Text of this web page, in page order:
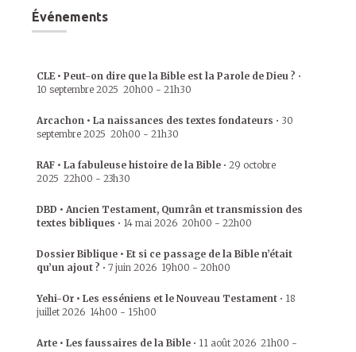
Événements
CLE • Peut-on dire que la Bible est la Parole de Dieu ? •
10 septembre 2025 20h00 - 21h30
Arcachon • La naissances des textes fondateurs • 30
septembre 2025 20h00 - 21h30
RAF • La fabuleuse histoire de la Bible • 29 octobre
2025 22h00 - 23h30
DBD • Ancien Testament, Qumrân et transmission des
textes bibliques • 14 mai 2026 20h00 - 22h00
Dossier Biblique • Et si ce passage de la Bible n’était
qu’un ajout ? • 7 juin 2026 19h00 - 20h00
Yehi-Or • Les esséniens et le Nouveau Testament • 18
juillet 2026 14h00 - 15h00
Arte • Les faussaires de la Bible • 11 août 2026 21h00 -